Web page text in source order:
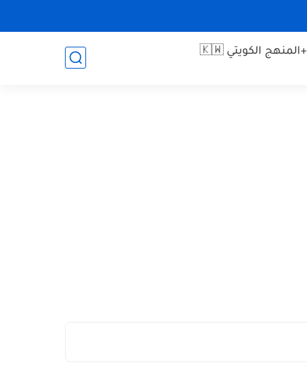
+المنهج الكويتي 🇰🇼